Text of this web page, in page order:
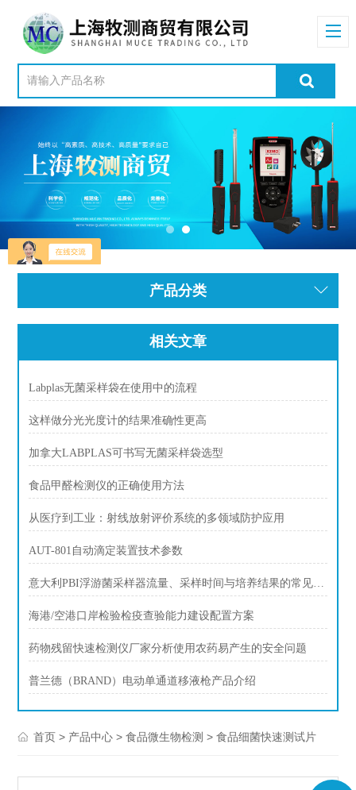
产品分类
相关文章
Labplas无菌采样袋在使用中的流程
这样做分光光度计的结果准确性更高
加拿大LABPLAS可书写无菌采样袋选型
食品甲醛检测仪的正确使用方法
从医疗到工业：射线放射评价系统的多领域防护应用
AUT-801自动滴定装置技术参数
意大利PBI浮游菌采样器流量、采样时间与培养结果的常见疑问
海港/空港口岸检验检疫查验能力建设配置方案
药物残留快速检测仪厂家分析使用农药易产生的安全问题
普兰德（BRAND）电动单通道移液枪产品介绍
首页 > 产品中心 >食品微生物检测 >食品细菌快速测试片